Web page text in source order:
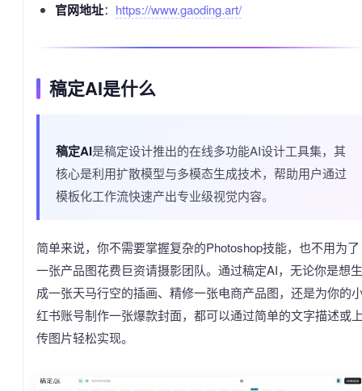
官网地址： https://www.gaoding.art/
稿定AI是什么
稿定AI是稿定设计推出的在线多功能AI设计工具集，其
核心是利用扩散模型与多模态生成技术，帮助用户通过
模板化工作流快速产出专业级视觉内容。
简单来说，你不需要掌握复杂的Photoshop技能，也不用为了
一张产品图花费巨资请摄影团队。通过稿定AI，无论你是想生
成一张天马行空的插画、精修一张电商产品图，还是为你的
红书账号制作一张爆款封面，都可以通过简单的文字描述或
传图片轻松实现。